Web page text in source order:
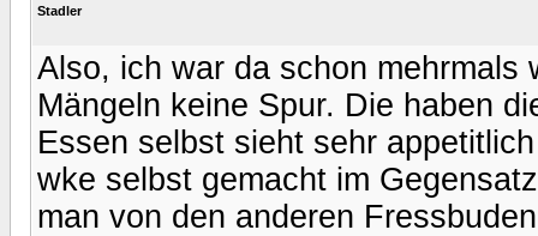
Stadler
Also, ich war da schon mehrmals
Mängeln keine Spur. Die haben
Essen selbst sieht sehr
wke selbst gemacht im
man von den anderen